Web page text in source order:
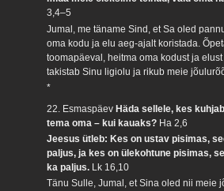
3,4–5
Jumal, me täname Sind, et Sa oled
oma kodu ja elu aeg-ajalt koristada.
toomapäeval, heitma oma kodust ja
takistab Sinu ligiolu ja rikub meie
*
22. EsmaspäevHäda sellele, kes
tema oma – kui kauaks? Ha 2,6
Jeesus ütleb: Kes on ustav pisimas,
paljus, ja kes on ülekohtune pisimas,
ka paljus. Lk 16,10
Tänu Sulle, Jumal, et Sina oled nii meie